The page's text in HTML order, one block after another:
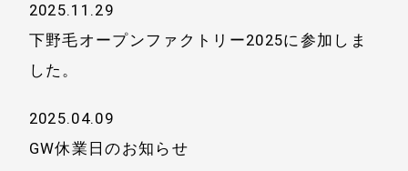
2025.11.29
下野毛オープンファクトリー2025に参加しま
した。
2025.04.09
GW休業日のお知らせ